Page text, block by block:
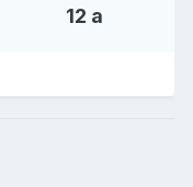
12 a